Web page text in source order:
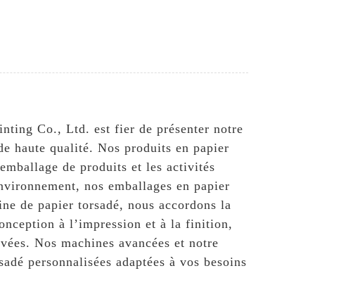
Co., Ltd. est fier de présenter notre
haute qualité. Nos produits en papier
de produits et les activités
nos emballages en papier
de papier torsadé, nous accordons la
à l’impression et à la finition,
Nos machines avancées et notre
personnalisées adaptées à vos besoins